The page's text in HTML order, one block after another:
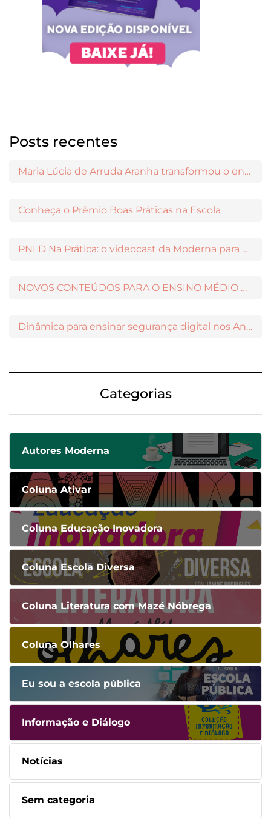
Posts recentes
Maria Lúcia de Arruda Aranha transformou o ensino de Filosofia no Brasil
Conheça o Prêmio Boas Práticas na Escola
PNLD Na Prática: o videocast da Moderna para apoiar a escolha das obras aprovadas
NOVOS CONTEÚDOS PARA O ENSINO MÉDIO DISPONÍVEIS NO MODERNAMIGOS
Dinâmica para ensinar segurança digital nos Anos Iniciais
Categorias
Autores Moderna
Coluna Ativar
Coluna Educação Inovadora
Coluna Escola Diversa
Coluna Literatura com Mazé Nóbrega
Coluna Olhares
Eu sou a escola pública
Informação e Diálogo
Notícias
Sem categoria